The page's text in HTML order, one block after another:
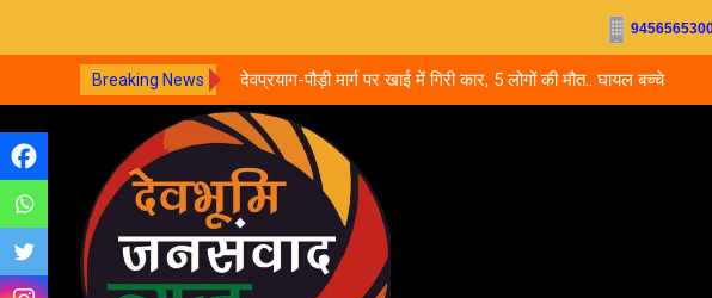
Breaking News
पर खाई में गिरी कार, 5 लोगों की मौत.. घायल बच्चे
उत्तराखंड में नर्सिंग-पैरामेडिकल दाखिले शुरू, आज से
जमा; जानें पूरी काउंसलिंग शेड्यूल
to
content